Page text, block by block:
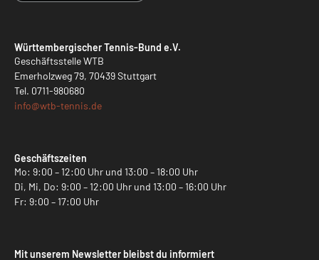
Württembergischer Tennis-Bund e.V.
Geschäftsstelle WTB
Emerholzweg 79, 70439 Stuttgart
Tel. 0711-980680
info@wtb-tennis.de
Geschäftszeiten
Mo: 9:00 – 12:00 Uhr und 13:00 – 18:00 Uhr
Di, Mi, Do: 9:00 – 12:00 Uhr und 13:00 – 16:00 Uhr
Fr: 9:00 – 17:00 Uhr
Mit unserem Newsletter bleibst du informiert